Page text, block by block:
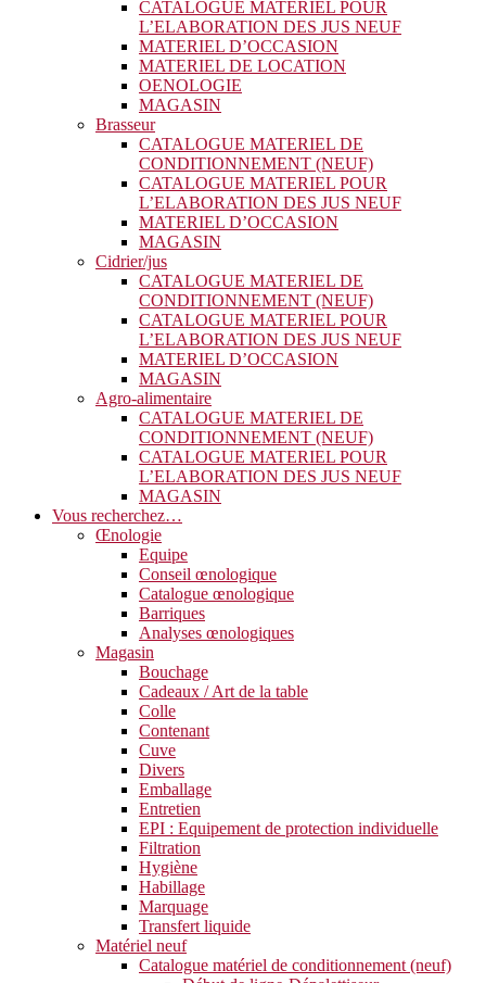
CATALOGUE MATERIEL POUR
L’ELABORATION DES JUS NEUF
MATERIEL D’OCCASION
MATERIEL DE LOCATION
OENOLOGIE
MAGASIN
Brasseur
CATALOGUE MATERIEL DE
CONDITIONNEMENT (NEUF)
CATALOGUE MATERIEL POUR
L’ELABORATION DES JUS NEUF
MATERIEL D’OCCASION
MAGASIN
Cidrier/jus
CATALOGUE MATERIEL DE
CONDITIONNEMENT (NEUF)
CATALOGUE MATERIEL POUR
L’ELABORATION DES JUS NEUF
MATERIEL D’OCCASION
MAGASIN
Agro-alimentaire
CATALOGUE MATERIEL DE
CONDITIONNEMENT (NEUF)
CATALOGUE MATERIEL POUR
L’ELABORATION DES JUS NEUF
MAGASIN
Vous recherchez…
Œnologie
Equipe
Conseil œnologique
Catalogue œnologique
Barriques
Analyses œnologiques
Magasin
Bouchage
Cadeaux / Art de la table
Colle
Contenant
Cuve
Divers
Emballage
Entretien
EPI : Equipement de protection individuelle
Filtration
Hygiène
Habillage
Marquage
Transfert liquide
Matériel neuf
Catalogue matériel de conditionnement (neuf)